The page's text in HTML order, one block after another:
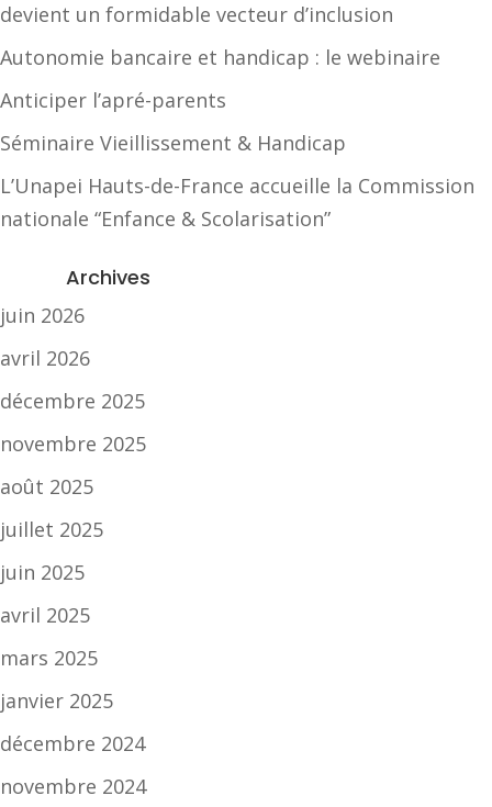
devient un formidable vecteur d’inclusion
Autonomie bancaire et handicap : le webinaire
Anticiper l’apré-parents
Séminaire Vieillissement & Handicap
L’Unapei Hauts-de-France accueille la Commission
nationale “Enfance & Scolarisation”
Archives
juin 2026
avril 2026
décembre 2025
novembre 2025
août 2025
juillet 2025
juin 2025
avril 2025
mars 2025
janvier 2025
décembre 2024
novembre 2024